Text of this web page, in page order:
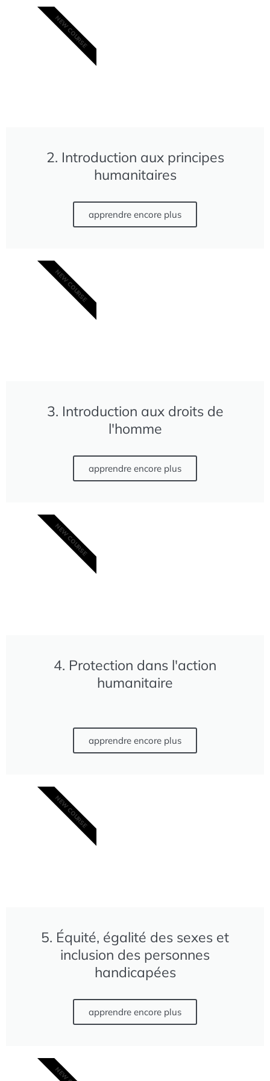
2. Introduction aux principes
humanitaires
apprendre encore plus
NEW COURSE
3. Introduction aux droits de
l'homme
apprendre encore plus
NEW COURSE
4. Protection dans l'action
humanitaire
apprendre encore plus
NEW COURSE
5. Équité, égalité des sexes et
inclusion des personnes
handicapées
apprendre encore plus
NEW COURSE